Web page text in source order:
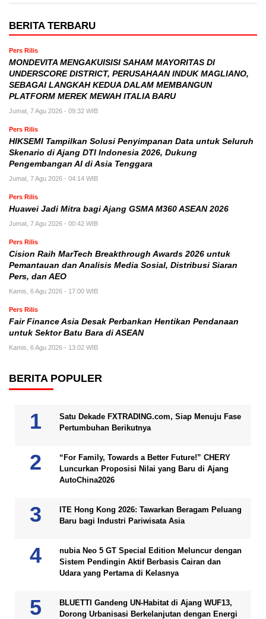
BERITA TERBARU
Pers Rilis
MONDEVITA MENGAKUISISI SAHAM MAYORITAS DI
UNDERSCORE DISTRICT, PERUSAHAAN INDUK MAGLIANO,
SEBAGAI LANGKAH KEDUA DALAM MEMBANGUN
PLATFORM MEREK MEWAH ITALIA BARU
Jumat, 7 Agu 2026 - 09:32 WIB
Pers Rilis
HIKSEMI Tampilkan Solusi Penyimpanan Data untuk Seluruh
Skenario di Ajang DTI Indonesia 2026, Dukung
Pengembangan AI di Asia Tenggara
Jumat, 7 Agu 2026 - 04:14 WIB
Pers Rilis
Huawei Jadi Mitra bagi Ajang GSMA M360 ASEAN 2026
Jumat, 7 Agu 2026 - 00:42 WIB
Pers Rilis
Cision Raih MarTech Breakthrough Awards 2026 untuk
Pemantauan dan Analisis Media Sosial, Distribusi Siaran
Pers, dan AEO
Kamis, 6 Agu 2026 - 17:00 WIB
Pers Rilis
Fair Finance Asia Desak Perbankan Hentikan Pendanaan
untuk Sektor Batu Bara di ASEAN
Kamis, 6 Agu 2026 - 13:02 WIB
BERITA POPULER
Satu Dekade FXTRADING.com, Siap Menuju Fase
Pertumbuhan Berikutnya
“For Family, Towards a Better Future!” CHERY
Luncurkan Proposisi Nilai yang Baru di Ajang
AutoChina2026
ITE Hong Kong 2026: Tawarkan Beragam Peluang
Baru bagi Industri Pariwisata Asia
nubia Neo 5 GT Special Edition Meluncur dengan
Sistem Pendingin Aktif Berbasis Cairan dan
Udara yang Pertama di Kelasnya
BLUETTI Gandeng UN-Habitat di Ajang WUF13,
Dorong Urbanisasi Berkelanjutan dengan Energi